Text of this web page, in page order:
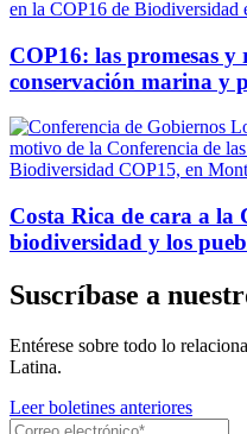
COP16: las promesas y
conservación marina y
Costa Rica de cara a la
biodiversidad y los
Suscríbase a
Entérese sobre todo lo
Latina.
Leer boletines anteriores